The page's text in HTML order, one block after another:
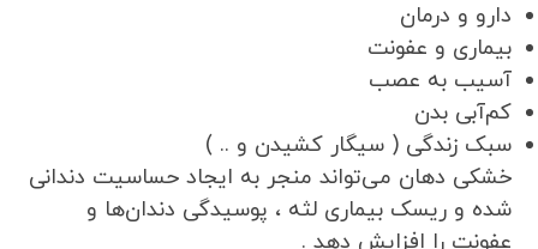
دارو و درمان
بیماری و عفونت
آسیب به عصب
کم‌آبی بدن
سبک زندگی ( سیگار کشیدن و .. )
خشکی دهان می‌تواند منجر به ایجاد حساسیت دندانی
شده و ریسک بیماری لثه ، پوسیدگی دندان‌ها و
عفونت را افزایش دهد .